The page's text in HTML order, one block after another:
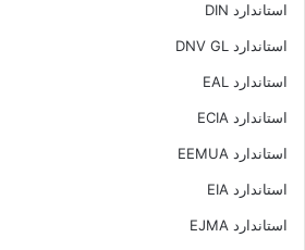
استاندارد DIN
استاندارد DNV GL
استاندارد EAL
استاندارد ECIA
استاندارد EEMUA
استاندارد EIA
استاندارد EJMA